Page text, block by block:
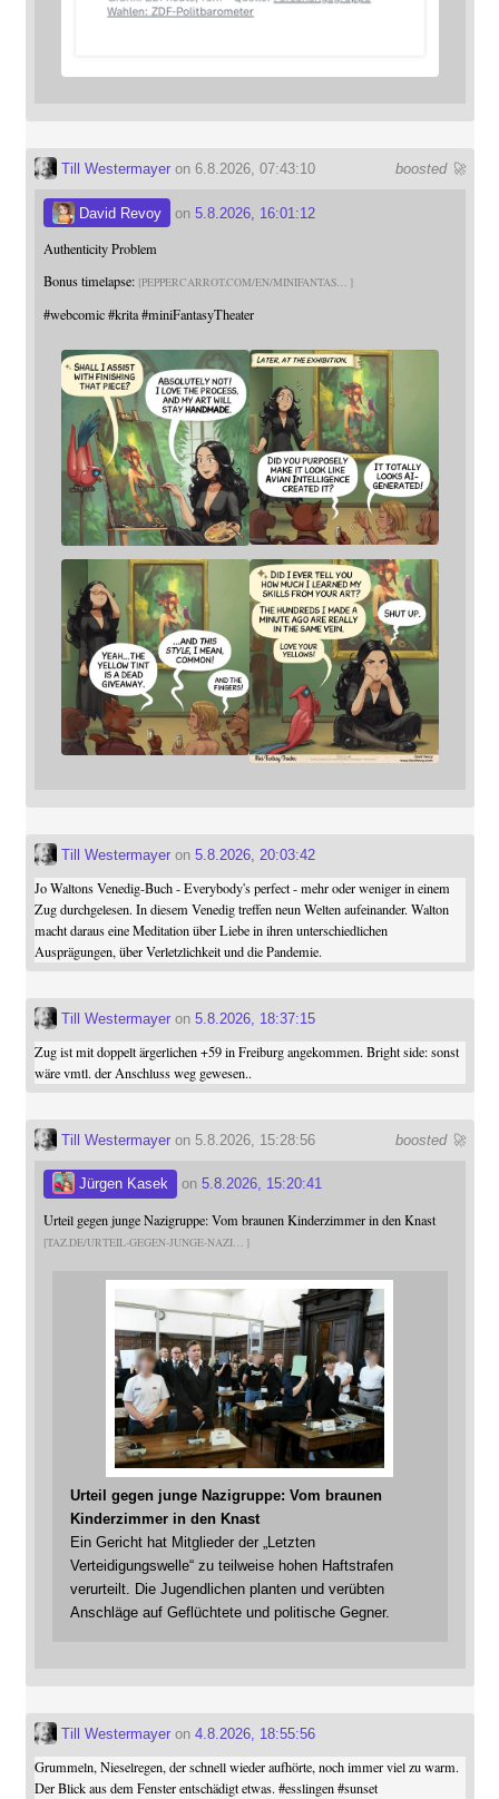
boosted 🚀
Till Westermayeron 6.8.2026, 07:43:10
David Revoy on 5.8.2026, 16:01:12
Authenticity Problem
Bonus timelapse: PEPPERCARROT.COM/EN/MINIFANTAS
#webcomic #krita #miniFantasyTheater
Till Westermayeron 5.8.2026, 20:03:42
Jo Waltons Venedig-Buch - Everybody's perfect - mehr oder weniger in einem
Zug durchgelesen. In diesem Venedig treffen neun Welten aufeinander. Walton
macht daraus eine Meditation über Liebe in ihren unterschiedlichen
Ausprägungen, über Verletzlichkeit und die Pandemie.
Till Westermayeron 5.8.2026, 18:37:15
Zug ist mit doppelt ärgerlichen +59 in Freiburg angekommen. Bright side: sonst
wäre vmtl. der Anschluss weg gewesen..
boosted 🚀
Till Westermayeron 5.8.2026, 15:28:56
Jürgen Kasek on 5.8.2026, 15:20:41
Urteil gegen junge Nazigruppe: Vom braunen Kinderzimmer in den Knast
TAZ.DE/URTEIL-GEGEN-JUNGE-NAZI
Urteil gegen junge Nazigruppe: Vom braunen
Kinderzimmer in den Knast
Ein Gericht hat Mitglieder der „Letzten
Verteidigungswelle“ zu teilweise hohen Haftstrafen
verurteilt. Die Jugendlichen planten und verübten
Anschläge auf Geflüchtete und politische Gegner.
Till Westermayeron 4.8.2026, 18:55:56
Grummeln, Nieselregen, der schnell wieder aufhörte, noch immer viel zu warm.
Der Blick aus dem Fenster entschädigt etwas. #esslingen #sunset